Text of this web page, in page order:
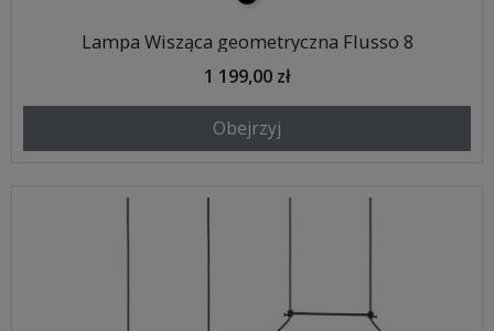
Lampa Wisząca geometryczna Flusso 8
1 199,00 zł
Obejrzyj